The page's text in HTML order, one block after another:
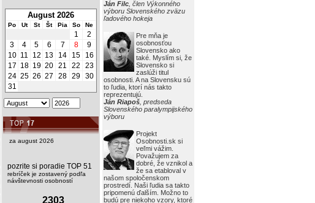
Ján Filc , člen Výkonného
výboru Slovenského zväzu
ľadového hokeja
Pre mňa je
osobnosťou
Slovensko ako
také. Myslím si, že
Slovensko si
zaslúži titul
osobnosti. A na Slovensku sú
to ľudia, ktorí nás takto
reprezentujú.
Ján Riapoš , predseda
Slovenského paralympijského
výboru
Projekt
Osobnosti.sk si
veľmi vážim.
Považujem za
dobré, že vznikol a
že sa etabloval v
našom spoločenskom
prostredí. Naši ľudia sa takto
pripomenú ďalším. Možno to
budú pre niekoho vzory, ktoré
August 2026
Po Ut St Št Pia So Ne
1
2
3
4 5 6 7 8
9
10 11 12 13 14 15
16
17 18 19 20 21 22
23
24 25 26 27 28 29 30
31
za august 2026
pozrite si poradie TOP 51
rebríček je zostavený podľa
návštevnosti osobností
2303